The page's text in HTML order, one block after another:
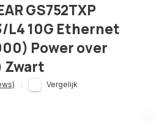
GS752TXP
L4 10G Ethernet
Power over
Zwart
Vergelijk